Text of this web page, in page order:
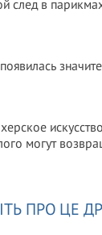
след в
могут
ПРО ЦЕ